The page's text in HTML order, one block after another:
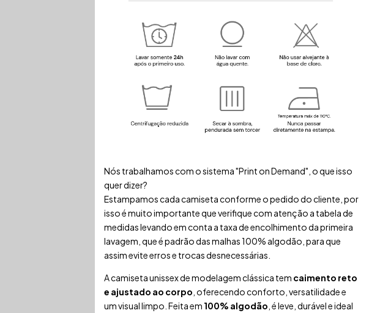
Nós trabalhamos com o sistema "Print on Demand", o que isso
quer dizer?
Estampamos cada camiseta conforme o pedido do cliente, por
isso é muito importante que verifique com atenção a tabela de
medidas levando em conta a taxa de encolhimento da primeira
lavagem, que é padrão das malhas 100% algodão, para que
assim evite erros e trocas desnecessárias.
A camiseta unissex de modelagem clássica tem caimento reto
e ajustado ao corpo , oferecendo conforto, versatilidade e
um visual limpo. Feita em 100% algodão , é leve, durável e ideal